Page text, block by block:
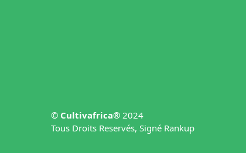
© Cultivafrica® 2024
Tous Droits Reservés, Signé Rankup